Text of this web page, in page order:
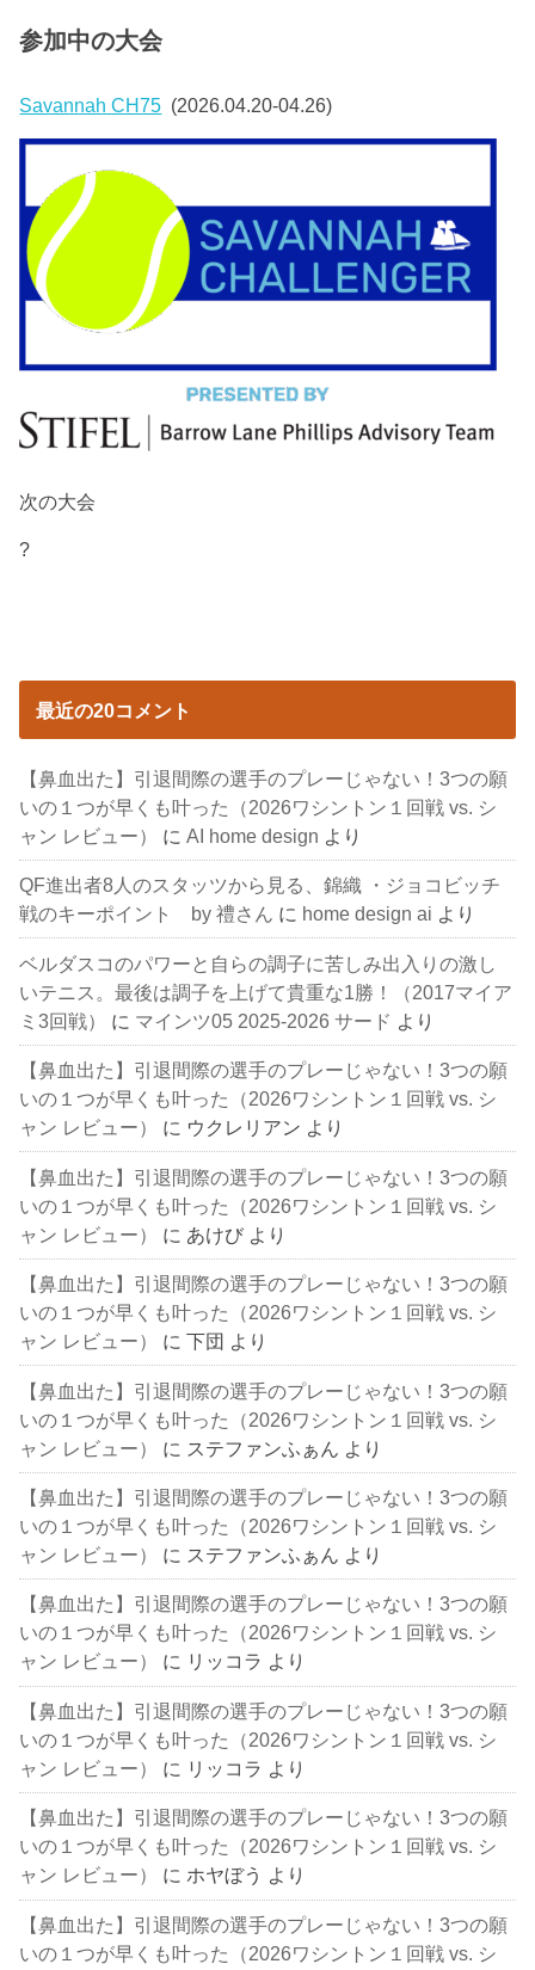
参加中の大会
Savannah CH75 (2026.04.20-04.26)
次の大会
?
最近の20コメント
【鼻血出た】引退間際の選手のプレーじゃない！3つの願
いの１つが早くも叶った（2026ワシントン１回戦 vs. シ
ャン レビュー）
にAI home design より
QF進出者8人のスタッツから見る、錦織 ・ジョコビッチ
戦のキーポイント by 禮さん に home design ai より
ベルダスコのパワーと自らの調子に苦しみ出入りの激し
いテニス。最後は調子を上げて貴重な1勝！（2017マイア
ミ3回戦）
に マインツ05 2025-2026 サード より
【鼻血出た】引退間際の選手のプレーじゃない！3つの願
いの１つが早くも叶った（2026ワシントン１回戦 vs. シ
ャン レビュー）
に ウクレリアン より
【鼻血出た】引退間際の選手のプレーじゃない！3つの願
いの１つが早くも叶った（2026ワシントン１回戦 vs. シ
ャン レビュー）
に あけび より
【鼻血出た】引退間際の選手のプレーじゃない！3つの願
いの１つが早くも叶った（2026ワシントン１回戦 vs. シ
ャン レビュー）
に下団 より
【鼻血出た】引退間際の選手のプレーじゃない！3つの願
いの１つが早くも叶った（2026ワシントン１回戦 vs. シ
ャン レビュー）
に ステファンふぁん より
【鼻血出た】引退間際の選手のプレーじゃない！3つの願
いの１つが早くも叶った（2026ワシントン１回戦 vs. シ
ャン レビュー）
に ステファンふぁん より
【鼻血出た】引退間際の選手のプレーじゃない！3つの願
いの１つが早くも叶った（2026ワシントン１回戦 vs. シ
ャン レビュー）
に リッコラ より
【鼻血出た】引退間際の選手のプレーじゃない！3つの願
いの１つが早くも叶った（2026ワシントン１回戦 vs. シ
ャン レビュー）
に リッコラ より
【鼻血出た】引退間際の選手のプレーじゃない！3つの願
いの１つが早くも叶った（2026ワシントン１回戦 vs. シ
ャン レビュー）
に ホヤぼう より
【鼻血出た】引退間際の選手のプレーじゃない！3つの願
いの１つが早くも叶った（2026ワシントン１回戦 vs. シ